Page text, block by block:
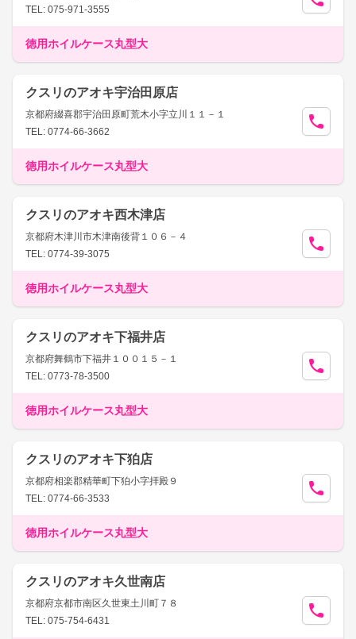
TEL: 075-971-3555
徳用ホイルケース丸型大
クスリのアオキ宇治田原店
京都府綴喜郡宇治田原町荒木小字立川１１－１
TEL: 0774-66-3662
徳用ホイルケース丸型大
クスリのアオキ西木津店
京都府木津川市木津南後背１０６－４
TEL: 0774-39-3075
徳用ホイルケース丸型大
クスリのアオキ下福井店
京都府舞鶴市下福井１００１５－１
TEL: 0773-78-3500
徳用ホイルケース丸型大
クスリのアオキ下狛店
京都府相楽郡精華町下狛小字拝殿９
TEL: 0774-66-3533
徳用ホイルケース丸型大
クスリのアオキ久世南店
京都府京都市南区久世東土川町７８
TEL: 075-754-6431